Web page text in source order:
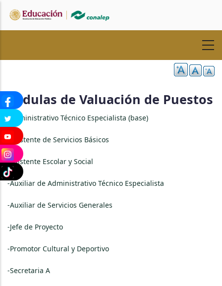
Cédulas de Valuación de Puestos
-Administrativo Técnico Especialista (base)
-Asistente de Servicios Básicos
-Asistente Escolar y Social
-Auxiliar de Administrativo Técnico Especialista
-Auxiliar de Servicios Generales
-Jefe de Proyecto
-Promotor Cultural y Deportivo
-Secretaria A